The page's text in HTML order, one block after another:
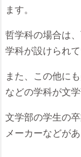
ます。
哲学科の場合は
学科が設けられて
また、この他に
などの学科が文
文学部の学生の
メーカーなどがあ